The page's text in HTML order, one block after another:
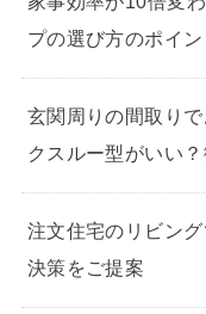
プの選び方のポイ
玄関周りの間取り
クスルー型がいい
注文住宅のリビン
決策をご提案